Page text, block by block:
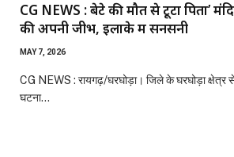
CG NEWS : बेटे की मौत से टूटा पिता’
की अपनी जीभ, इलाके में सनसनी
MAY 7, 2026
CG NEWS : रायगढ़/घरघोड़ा। जिले के घरघोड़ा क्षेत्र
घटना…